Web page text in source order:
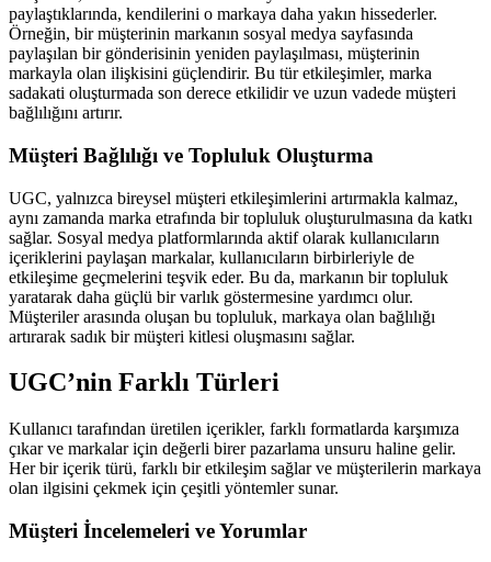
paylaştıklarında, kendilerini o markaya daha yakın hissederler.
Örneğin, bir müşterinin markanın sosyal medya sayfasında
paylaşılan bir gönderisinin yeniden paylaşılması, müşterinin
markayla olan ilişkisini güçlendirir. Bu tür etkileşimler, marka
sadakati oluşturmada son derece etkilidir ve uzun vadede müşteri
bağlılığını artırır.
Müşteri Bağlılığı ve Topluluk Oluşturma
UGC, yalnızca bireysel müşteri etkileşimlerini artırmakla kalmaz,
aynı zamanda marka etrafında bir topluluk oluşturulmasına da katkı
sağlar. Sosyal medya platformlarında aktif olarak kullanıcıların
içeriklerini paylaşan markalar, kullanıcıların birbirleriyle de
etkileşime geçmelerini teşvik eder. Bu da, markanın bir topluluk
yaratarak daha güçlü bir varlık göstermesine yardımcı olur.
Müşteriler arasında oluşan bu topluluk, markaya olan bağlılığı
artırarak sadık bir müşteri kitlesi oluşmasını sağlar.
UGC’nin Farklı Türleri
Kullanıcı tarafından üretilen içerikler, farklı formatlarda karşımıza
çıkar ve markalar için değerli birer pazarlama unsuru haline gelir.
Her bir içerik türü, farklı bir etkileşim sağlar ve müşterilerin markaya
olan ilgisini çekmek için çeşitli yöntemler sunar.
Müşteri İncelemeleri ve Yorumlar